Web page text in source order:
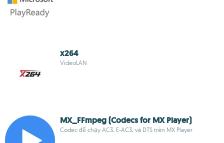
x264
VideoLAN
MX_FFmpeg (Codecs for MX Player)
Codec để chạy AC3, E-AC3, và DTS trên MX Player